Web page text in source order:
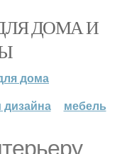
ДОМА И
дома
дизайна мебель